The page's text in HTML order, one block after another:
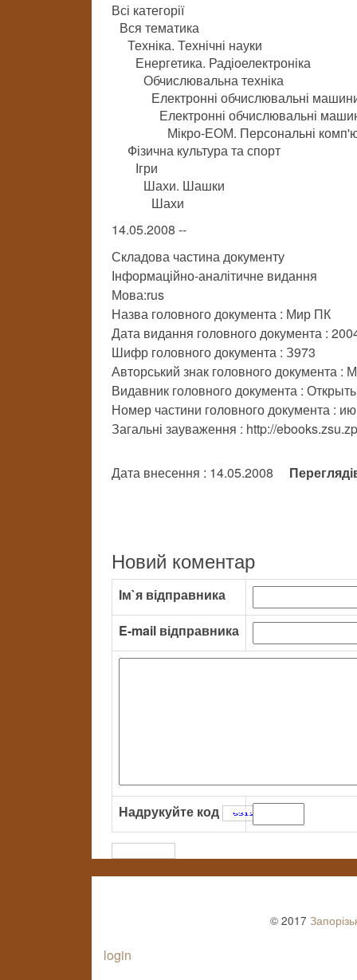
Всі категорії
Вся тематика
Техніка. Технічні науки
Енергетика. Радіоелектроніка
Обчислювальна техніка
Електронні обчислювальні
Електронні обчислювальні
Мікро-ЕОМ. Персональні
Фізична культура та спорт
Ігри
Шахи. Шашки
Шахи
14.05.2008 --
Складова частина документу
Інформаційно-аналітичне видання
Мова:rus
Назва головного документа : Мир ПК
Дата видання головного документа :
Шифр головного документа : З973
Авторський знак головного документа :
Видавник головного документа :
Номер частини головного документа :
Загальні зауваження : http://
Дата внесення : 14.05.2008
Новий коментар
Ім`я відправника
E-mail відправника
Надрукуйте код
© 2017
login